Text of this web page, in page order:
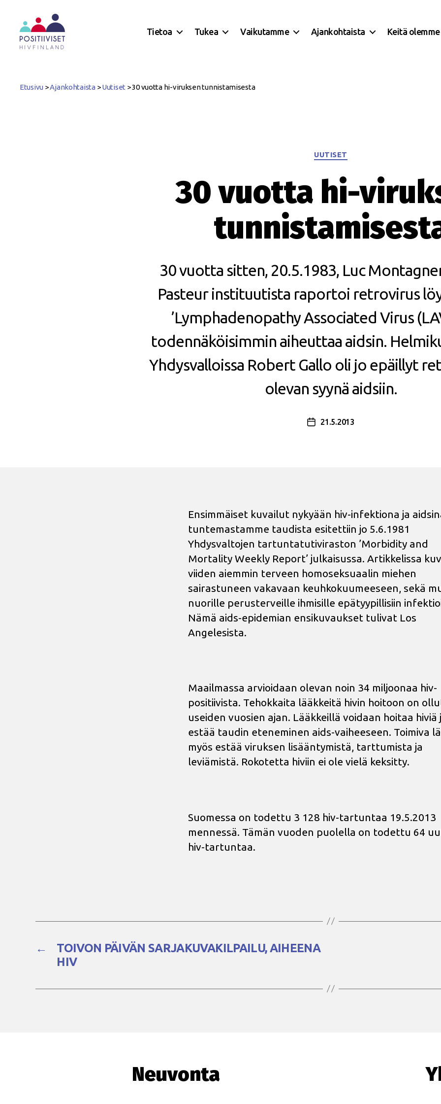
Tietoa Tukea Vaikutamme Ajankohtaista Keitä olemme
Etusivu >Ajankohtaista >Uutiset >30 vuotta hi-viruksen tunnistamisesta
Kategoriat
UUTISET
30 vuotta hi-
30 vuotta sitten, 20.5.1983, Luc
Pasteur instituutista raportoi retrovirus
’Lymphadenopathy Associated Virus
todennäköisimmin aiheuttaa aidsin.
Yhdysvalloissa Robert Gallo oli jo epäillyt
olevan syynä aidsiin.
Julkaisupäivämäärä
21.5.2013
Ensimmäiset kuvailut nykyään hiv-infektiona ja
tuntemastamme taudista esitettiin jo 5.6.1981
Yhdysvaltojen tartuntatutiviraston ’Morbidity and
Mortality Weekly Report’ julkaisussa. Artikkelissa
viiden aiemmin terveen homoseksuaalin miehen
sairastuneen vakavaan keuhkokuumeeseen, sekä
nuorille perusterveille ihmisille epätyypillisiin
Nämä aids-epidemian ensikuvaukset tulivat Los
Angelesista.
Maailmassa arvioidaan olevan noin 34 miljoonaa hiv-
positiivista. Tehokkaita lääkkeitä hivin hoitoon on
useiden vuosien ajan. Lääkkeillä voidaan hoitaa hiviä
estää taudin eteneminen aids-vaiheeseen. Toimiva
myös estää viruksen lisääntymistä, tarttumista ja
leviämistä. Rokotetta hiviin ei ole vielä keksitty.
Suomessa on todettu 3 128 hiv-tartuntaa 19.5.2013
mennessä. Tämän vuoden puolella on todettu 64
hiv-tartuntaa.
←
TOIVON PÄIVÄN SARJAKUVAKILPAILU, AIHEENA
HIV
Neuvonta